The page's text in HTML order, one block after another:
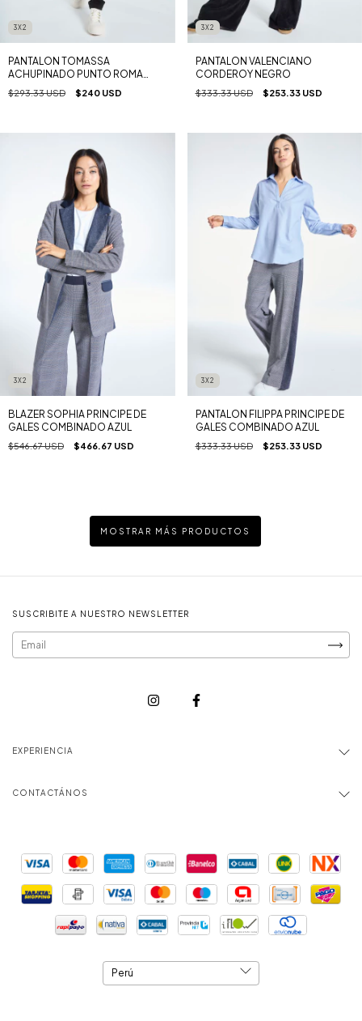
3X2
PANTALON TOMASSA
ACHUPINADO PUNTO ROMA
NEGRO
$293.33 USD $240 USD
3X2
PANTALON VALENCIANO
CORDEROY NEGRO
$333.33 USD $253.33 USD
3X2
BLAZER SOPHIA PRINCIPE DE
GALES COMBINADO AZUL
$546.67 USD $466.67 USD
3X2
PANTALON FILIPPA PRINCIPE DE
GALES COMBINADO AZUL
$333.33 USD $253.33 USD
MOSTRAR MÁS PRODUCTOS
SUSCRIBITE A NUESTRO NEWSLETTER
EXPERIENCIA
CONTACTÁNOS